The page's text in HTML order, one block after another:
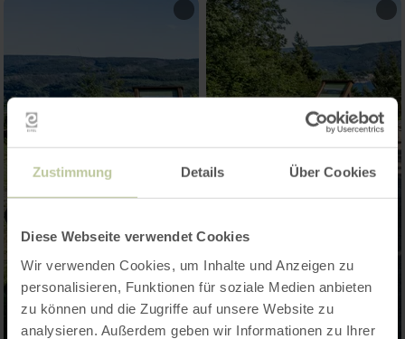
Zustimmung Details Über Cookies
Diese Webseite verwendet Cookies
Wir verwenden Cookies, um Inhalte und Anzeigen zu
personalisieren, Funktionen für soziale Medien anbieten
zu können und die Zugriffe auf unsere Website zu
analysieren. Außerdem geben wir Informationen zu Ihrer